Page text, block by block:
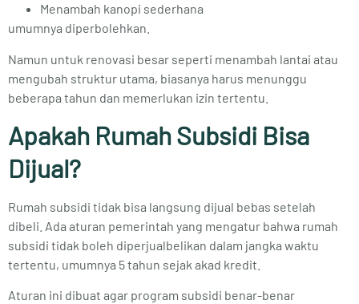
Menambah kanopi sederhana
umumnya diperbolehkan.
Namun untuk renovasi besar seperti menambah lantai atau
mengubah struktur utama, biasanya harus menunggu
beberapa tahun dan memerlukan izin tertentu.
Apakah Rumah Subsidi Bisa
Dijual?
Rumah subsidi tidak bisa langsung dijual bebas setelah
dibeli. Ada aturan pemerintah yang mengatur bahwa rumah
subsidi tidak boleh diperjualbelikan dalam jangka waktu
tertentu, umumnya 5 tahun sejak akad kredit.
Aturan ini dibuat agar program subsidi benar-benar